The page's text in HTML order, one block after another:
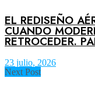
EL REDISEÑO
CUANDO
RETROCEDER.
23 julio, 2026
Next Post